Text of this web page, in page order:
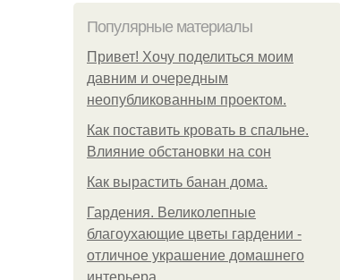
Популярные материалы
Привет! Хочу поделиться моим
давним и очередным
неопубликованным проектом.
Как поставить кровать в спальне.
Влияние обстановки на сон
Как вырастить банан дома.
Гардения. Великолепные
благоухающие цветы гардении -
отличное украшение домашнего
интерьера.